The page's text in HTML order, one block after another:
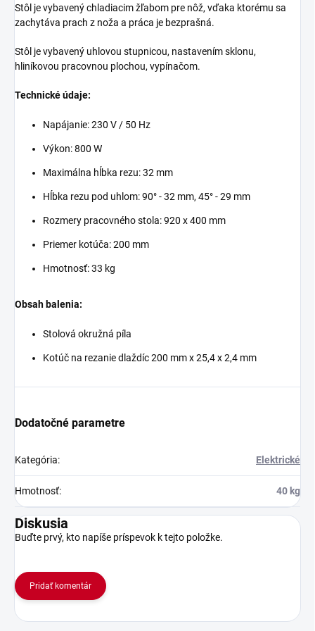
Stôl je vybavený chladiacim žľabom pre nôž, vďaka ktorému sa
zachytáva prach z noža a práca je bezprašná.
Stôl je vybavený uhlovou stupnicou, nastavením sklonu,
hliníkovou pracovnou plochou, vypínačom.
Technické údaje:
Napájanie: 230 V / 50 Hz
Výkon: 800 W
Maximálna hĺbka rezu: 32 mm
Hĺbka rezu pod uhlom: 90° - 32 mm, 45° - 29 mm
Rozmery pracovného stola: 920 x 400 mm
Priemer kotúča: 200 mm
Hmotnosť: 33 kg
Obsah balenia:
Stolová okružná píla
Kotúč na rezanie dlaždíc 200 mm x 25,4 x 2,4 mm
Dodatočné parametre
Kategória: Elektrické
Hmotnosť: 40 kg
Diskusia
Buďte prvý, kto napíše príspevok k tejto položke.
Pridať komentár